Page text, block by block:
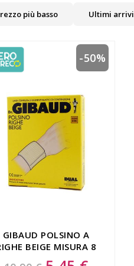
più basso Ultimi arrivi
GIBAUD POLSINO A
BEIGE MISURA 8
CM TAGLIA 3
-50%
Special